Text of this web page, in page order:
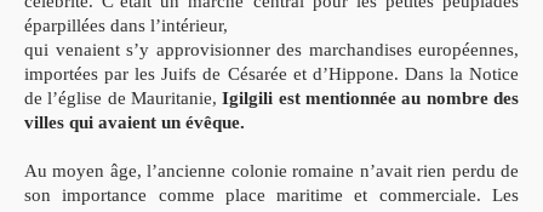
éparpillées dans l’intérieur,
qui venaient s’y approvisionner des marchandises européennes,
importéespar les Juifs de Césarée et d’Hippone. Dans la Notice
de l’église de Mauritanie, Igilgili est mentionnée au nombre des
villes qui avaient un évêque.
Au moyen âge, l’ancienne colonie romaine n’avait rien perdu de
son importance comme place maritime et commerciale. Les